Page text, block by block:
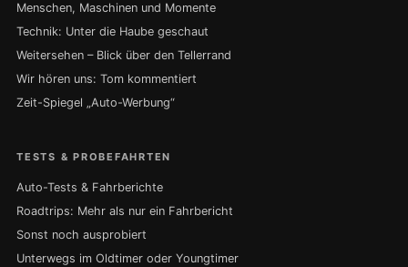
Menschen, Maschinen und Momente
Technik: Unter die Haube geschaut
Weitersehen – Blick über den Tellerrand
Wir hören uns: Tom kommentiert
Zeit-Spiegel „Auto-Werbung“
TESTS & PROBEFAHRTEN
Auto-Tests & Fahrberichte
Roadtrips: Mehr als nur ein Fahrbericht
Sonst noch ausprobiert
Unterwegs im Oldtimer oder Youngtimer